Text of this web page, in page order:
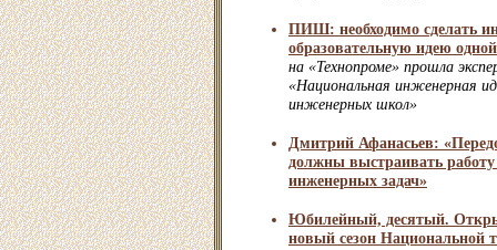
ПИШ: необходимо сделать
образовательную идею
на «Технопроме» прошла
«Национальная инженерная
инженерных школ»
Дмитрий Афанасьев:
должны выстраивать
инженерных задач»
Юбилейный, десятый.
новый сезон Национальной